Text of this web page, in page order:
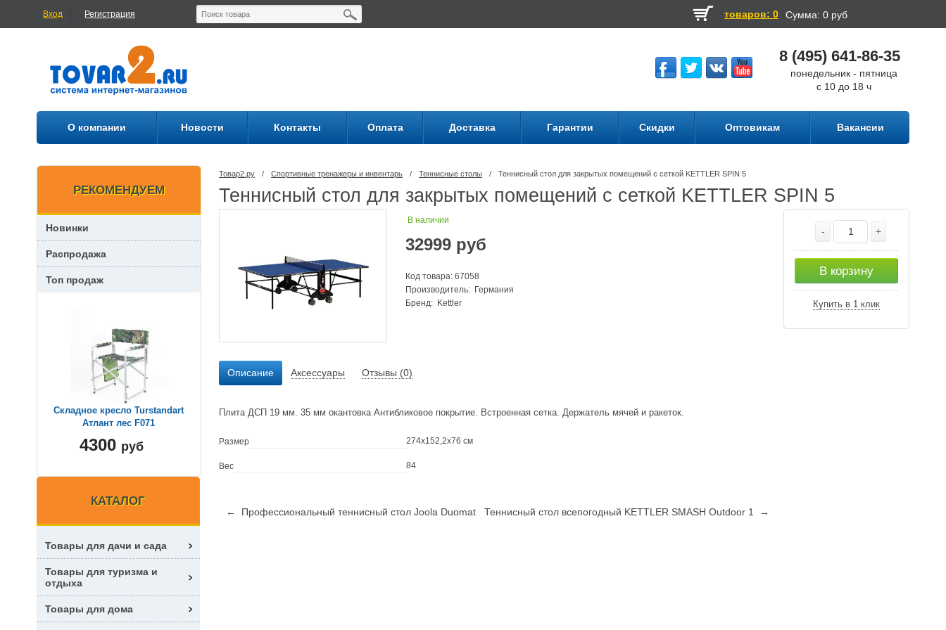
Вход Регистрация товаров: 0 Сумма: 0 руб
8 (495) 641-86-35
понедельник - пятница
с 10 до 18 ч
О компании Новости Контакты Оплата Доставка Гарантии Скидки Оптовикам Вакансии
Товар2.ру / Спортивные тренажеры и инвентарь / Теннисные столы / Теннисный стол для закрытых помещений с сеткой KETTLER SPIN 5
Теннисный стол для закрытых помещений с сеткой KETTLER SPIN 5
В наличии
32999 руб
Код товара: 67058
Производитель: Германия
Бренд: Kettler
- +
В корзину
Купить в 1 клик
Описание Аксессуары Отзывы (0)
Плита ДСП 19 мм. 35 мм окантовка Антибликовое покрытие. Встроенная сетка. Держатель мячей и ракеток.
Размер 274х152,2х76 см
Вес 84
← Профессиональный теннисный стол Joola Duomat Теннисный стол всепогодный KETTLER SMASH Outdoor 1 →
РЕКОМЕНДУЕМ
Новинки
Распродажа
Топ продаж
Складное кресло Turstandart
Атлант лес F071
4300 руб
КАТАЛОГ
Товары для дачи и сада
Товары для туризма и
отдыха
Товары для дома